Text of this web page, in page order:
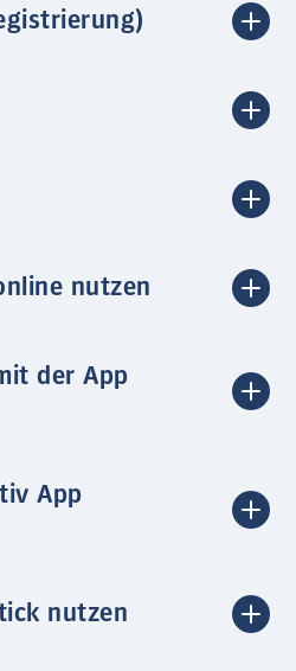
nutzen
der App
App
nutzen